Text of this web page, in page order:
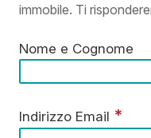
immobile. Ti
Nome e Cognome
Indirizzo Email *